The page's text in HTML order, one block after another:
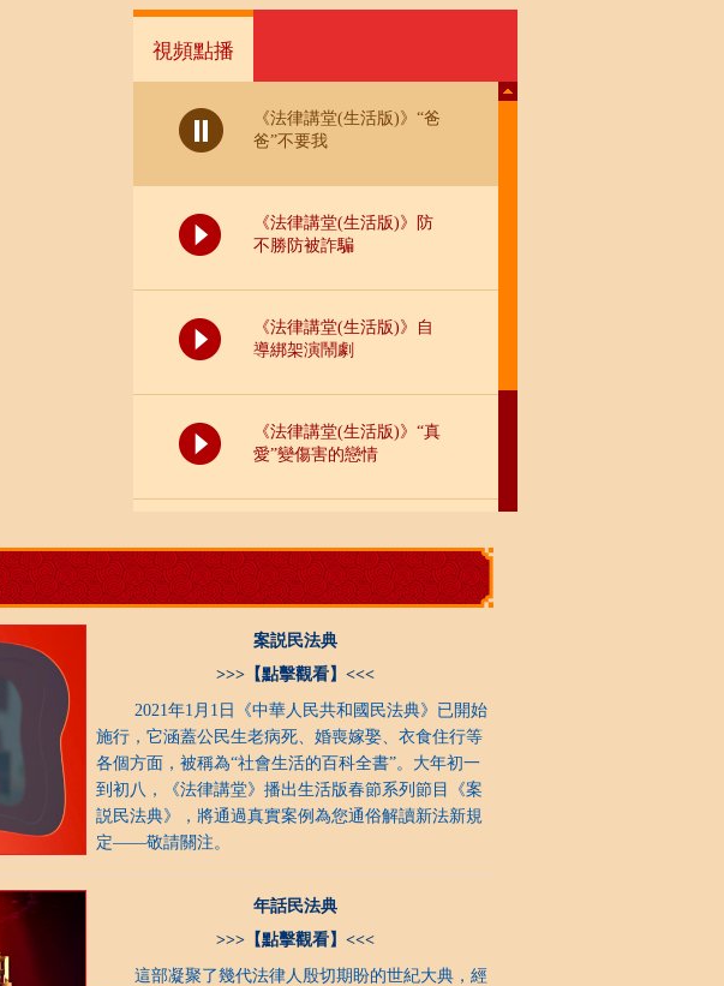
案説民法典
>>>【點擊觀看】<<<
2021年1月1日《中華人民共和國民法典》已開始
施行，它涵蓋公民生老病死、婚喪嫁娶、衣食住行等
各個方面，被稱為“社會生活的百科全書”。大年初一
到初八，《法律講堂》播出生活版春節系列節目《案
説民法典》，將通過真實案例為您通俗解讀新法新規
定——敬請關注。
年話民法典
>>>【點擊觀看】<<<
這部凝聚了幾代法律人殷切期盼的世紀大典，經